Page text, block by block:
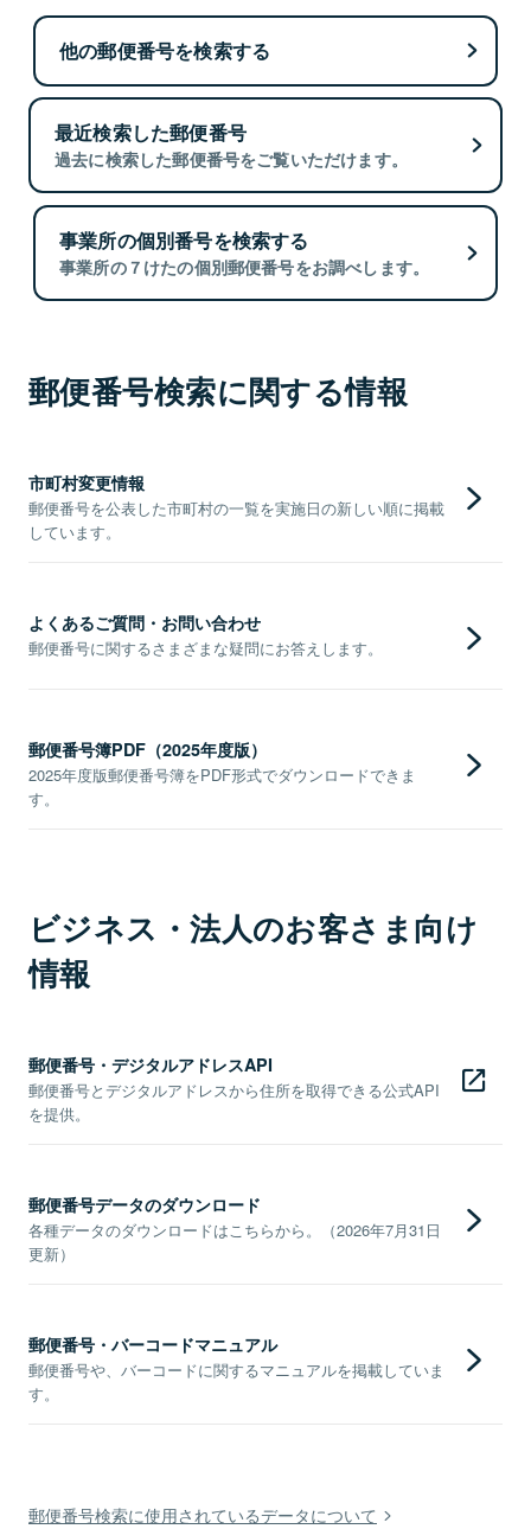
他の郵便番号を検索する
最近検索した郵便番号
過去に検索した郵便番号をご覧いただけます。
事業所の個別番号を検索する
事業所の７けたの個別郵便番号をお調べします。
郵便番号検索に関する情報
市町村変更情報
郵便番号を公表した市町村の一覧を実施日の新しい順に掲載
しています。
よくあるご質問・お問い合わせ
郵便番号に関するさまざまな疑問にお答えします。
郵便番号簿PDF（2025年度版）
2025年度版郵便番号簿をPDF形式でダウンロードできま
す。
ビジネス・法人のお客さま向け
情報
郵便番号・デジタルアドレスAPI
郵便番号とデジタルアドレスから住所を取得できる公式API
を提供。
郵便番号データのダウンロード
各種データのダウンロードはこちらから。（2026年7月31日
更新）
郵便番号・バーコードマニュアル
郵便番号や、バーコードに関するマニュアルを掲載していま
す。
郵便番号検索に使用されているデータについて